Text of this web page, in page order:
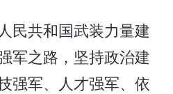
共和国武装力量建
军之路，坚持政治建
强军、人才强军、依